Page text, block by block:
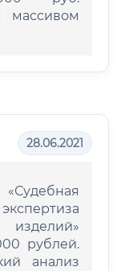
массивом
28.06.2021
рублей.
анализ